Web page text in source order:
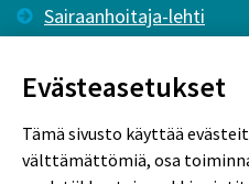
Sairaanhoitaja-lehti
Evästeasetukset
Tämä sivusto käyttää
välttämättömiä, osa